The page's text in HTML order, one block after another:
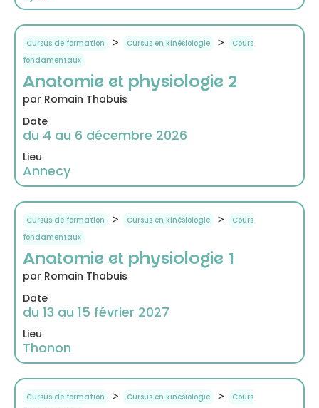
Cursus de formation > Cursus en kinésiologie >
Cours
fondamentaux
Anatomie et physiologie 2
par Romain Thabuis
Date
du 4 au 6 décembre 2026
Lieu
Annecy
Cursus de formation > Cursus en kinésiologie >
Cours
fondamentaux
Anatomie et physiologie 1
par Romain Thabuis
Date
du 13 au 15 février 2027
Lieu
Thonon
Cursus de formation > Cursus en kinésiologie >
Cours